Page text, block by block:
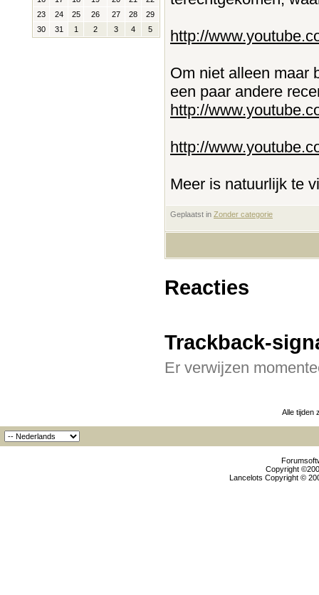
http://
Om niet alleen maar
een paar andere
http://
http://
Meer is natuurlijk te
Geplaatst in Zonder categorie
Reacties
Trackback-
Er verwijzen
23
24 25 26 27 28
29
30
31 1 2 3 4 5
Alle tijden
Copyright
Lancelots Copyright ©